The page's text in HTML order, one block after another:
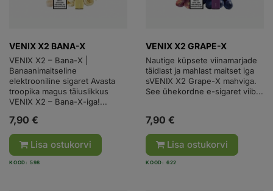
KOOD: 598
VENIX X2 BANA-X
VENIX X2 – Bana-X |
Banaanimaitseline
elektrooniline sigaret Avasta
troopika magus täiuslikkus
VENIX X2 – Bana-X-iga!...
7,90 €
Lisa ostukorvi
KOOD: 622
VENIX X2 GRAPE-X
Nautige küpsete viinamarjade
täidlast ja mahlast maitset iga
sVENIX X2 Grape-X mahviga.
See ühekordne e-sigaret viib...
7,90 €
Lisa ostukorvi